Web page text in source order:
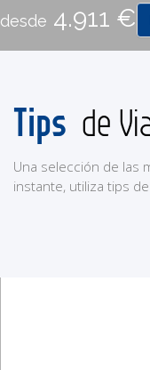
desde 4.911 €
Tips de
Una selección de las
instante, utiliza tips